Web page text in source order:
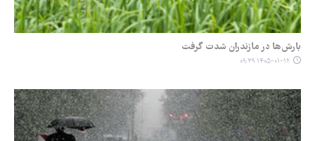
بارش‌ها در مازندران شدت گرفت
۱۴۰۵-۰۱-۱۲ ۰۹:۳۹